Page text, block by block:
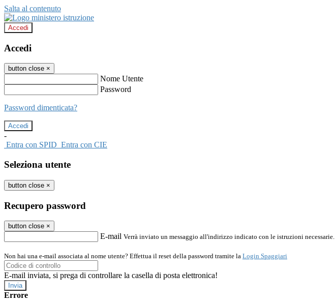
Salta al contenuto
Accedi
Accedi
button close ×
Nome Utente
Password
Password dimenticata?
-
Entra con SPID Entra con CIE
Seleziona utente
button close ×
Recupero password
button close ×
E-mail Verrà inviato un messaggio all'indirizzo indicato con le istruzioni necessarie.
Non hai una e-mail associata al nome utente? Effettua il reset della password tramite la Login Spaggiari
E-mail inviata, si prega di controllare la casella di posta elettronica!
Errore